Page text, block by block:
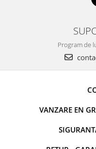
Program de
VANZARE EN